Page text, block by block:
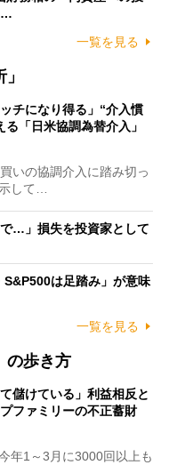
…
一覧を見る
チになり得る」“介入慣
「日米協調為替介入」
いの協調介入に踏み切っ
して…
で…」損失を投資家として
S&P500は足踏み」が意味
一覧を見る
の歩き方
儲けている」利益相反と
ファミリーの不正蓄財
年1～3月に3000回以上も